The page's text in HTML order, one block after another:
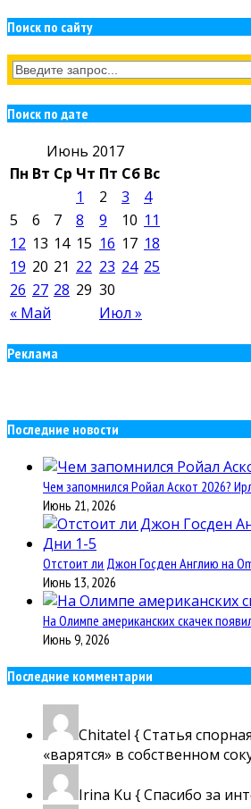
Поиск по сайту
Поиск по дате
Июнь 2017
Пн Вт Ср Чт Пт Сб Вс
« Май Июл »
1 2 3
4
5
6 7 8 9 10 11
12 13 14 15 16 17 18
19 20 21 22 23 24 25
26 27 28 29 30
Реклама
Последние новости
Чем запомнился Ройал Аскот 2026?
Июнь 21, 2026
Отстоит ли Джон Госден Англию на
Июнь 13, 2026
На Олимпе американских скачек
Июнь 9, 2026
Последние комментарии
Chitatel { Статья
«варятся» в собственном
Irina Ku { Спасибо за